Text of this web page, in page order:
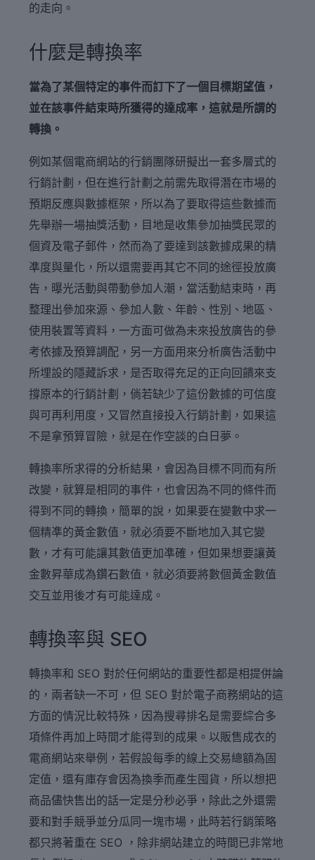
的走向。
什麼是轉換率
當為了某個特定的事件而訂下了一個目標期望值，
並在該事件結束時所獲得的達成率，這就是所謂的
轉換。
例如某個電商網站的行銷團隊研擬出一套多層式的
行銷計劃，但在進行計劃之前需先取得潛在市場的
預期反應與數據框架，所以為了要取得這些數據而
先舉辦一場抽獎活動，目地是收集參加抽獎民眾的
個資及電子郵件，然而為了要達到該數據成果的精
凖度與量化，所以還需要再其它不同的途徑投放廣
告，曝光活動與帶動參加人潮，當活動結束時，再
整理出參加來源、參加人數、年齡、性別、地區、
使用裝置等資料，一方面可做為未來投放廣告的參
考依據及預算調配，另一方面用來分析廣告活動中
所埋設的隱藏訴求，是否取得充足的正向回饋來支
撐原本的行銷計劃，倘若缺少了這份數據的可信度
與可再利用度，又冒然直接投入行銷計劃，如果這
不是拿預算冒險，就是在作空談的白日夢。
轉換率所求得的分析結果，會因為目標不同而有所
改變，就算是相同的事件，也會因為不同的條件而
得到不同的轉換，簡單的說，如果要在變數中求一
個精凖的黃金數值，就必須要不斷地加入其它變
數，才有可能讓其數值更加凖確，但如果想要讓黃
金數昇華成為鑽石數值，就必須要將數個黃金數值
交互並用後才有可能達成。
轉換率與 SEO
轉換率和 SEO 對於任何網站的重要性都是相提併論
的，兩者缺一不可，但 SEO 對於電子商務網站的這
方面的情況比較特殊，因為搜尋排名是需要綜合多
項條件再加上時間才能得到的成果。以販售成衣的
電商網站來舉例，若假設每季的線上交易總額為固
定值，還有庫存會因為換季而產生囤貨，所以想把
商品儘快售出的話一定是分秒必爭，除此之外還需
要和對手競爭並分瓜同一塊市場，此時若行銷策略
都只將著重在 SEO ，除非網站建立的時間已非常地